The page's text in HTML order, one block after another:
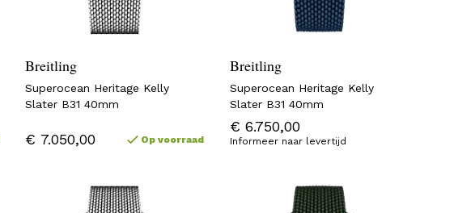
Breitling
Superocean Heritage Kelly
Slater B31 40mm
€ 7.050,00 Op voorraad
Breitling
Superocean Heritage Kelly
Slater B31 40mm
€ 6.750,00
Informeer naar levertijd